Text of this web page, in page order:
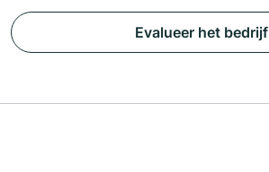
Evalueer het bedrijf